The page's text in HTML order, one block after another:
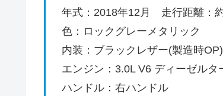
年式：2018年12月 走行距離：
色：ロックグレーメタリック
内装：ブラックレザー(製造時
エンジン：3.0L V6 ディーゼルタ
ハンドル：右ハンドル